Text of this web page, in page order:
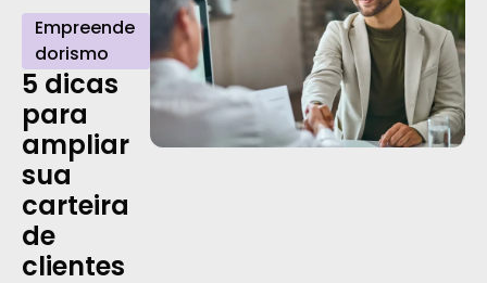
Empreende
dorismo
5 dicas
para
ampliar
sua
carteira
de
clientes